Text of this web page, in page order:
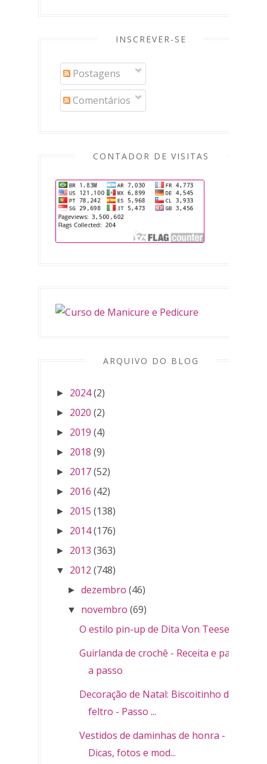
INSCREVER-SE
Postagens
Comentários
CONTADOR DE VISITAS
ARQUIVO DO BLOG
► 2024(2)
► 2020 (2)
► 2019 (4)
► 2018 (9)
► 2017(52)
► 2016 (42)
► 2015 (138)
► 2014(176)
► 2013 (363)
▼ 2012 (748)
►dezembro (46)
▼ novembro (69)
O estilo pin-up de Dita Von Teese
Guirlanda de crochê - Receita e passo
a passo
Decoração de Natal: Biscoitinho de
feltro - Passo ...
Vestidos de daminhas de honra -
Dicas, fotos e mod...